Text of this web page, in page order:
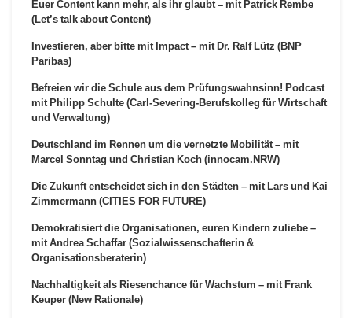
Euer Content kann mehr, als ihr glaubt – mit Patrick Rembe
(Let’s talk about Content)
Investieren, aber bitte mit Impact – mit Dr. Ralf Lütz (BNP
Paribas)
Befreien wir die Schule aus dem Prüfungswahnsinn! Podcast
mit Philipp Schulte (Carl-Severing-Berufskolleg für Wirtschaft
und Verwaltung)
Deutschland im Rennen um die vernetzte Mobilität – mit
Marcel Sonntag und Christian Koch (innocam.NRW)
Die Zukunft entscheidet sich in den Städten – mit Lars und Kai
Zimmermann (CITIES FOR FUTURE)
Demokratisiert die Organisationen, euren Kindern zuliebe –
mit Andrea Schaffar (Sozialwissenschafterin &
Organisationsberaterin)
Nachhaltigkeit als Riesenchance für Wachstum – mit Frank
Keuper (New Rationale)